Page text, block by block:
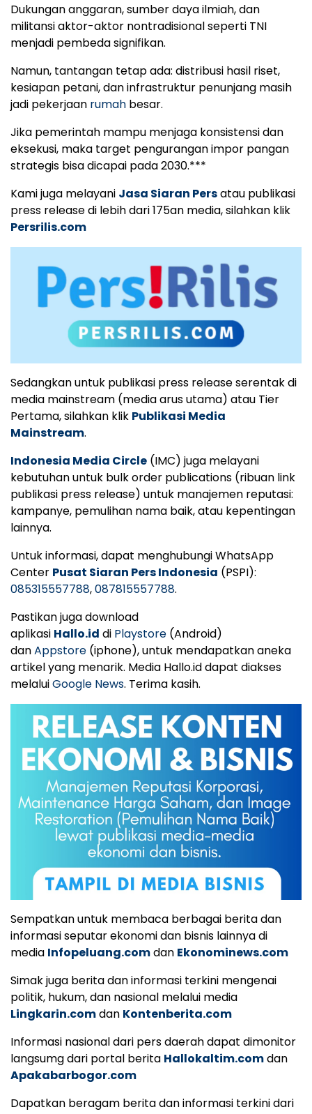
Dukungan anggaran, sumber daya ilmiah, dan
militansi aktor-aktor nontradisional seperti TNI
menjadi pembeda signifikan.
Namun, tantangan tetap ada: distribusi hasil riset,
kesiapan petani, dan infrastruktur penunjang masih
jadi pekerjaan rumah besar.
Jika pemerintah mampu menjaga konsistensi dan
eksekusi, maka target pengurangan impor pangan
strategis bisa dicapai pada 2030.***
Kami juga melayani Jasa Siaran Persatau publikasi
press release di lebih dari 175an media, silahkan klik
Persrilis.com
Sedangkan untuk publikasi press release serentak di
media mainstream (media arus utama) atau Tier
Pertama, silahkan klik Publikasi Media
Mainstream.
Indonesia Media Circle (IMC) juga melayani
kebutuhan untuk bulk order publications (ribuan link
publikasi press release) untuk manajemen reputasi:
kampanye, pemulihan nama baik, atau kepentingan
lainnya.
Untuk informasi, dapat menghubungi WhatsApp
Center Pusat Siaran Pers Indonesia (PSPI):
085315557788,087815557788.
Pastikan juga download
aplikasi Hallo.id di Playstore (Android)
danAppstore (iphone), untuk mendapatkan aneka
artikel yang menarik. Media Hallo.id dapat diakses
melaluiGoogle News. Terima kasih.
Sempatkan untuk membaca berbagai berita dan
informasi seputar ekonomi dan bisnis lainnya di
media Infopeluang.comdan Ekonominews.com
Simak juga berita dan informasi terkini mengenai
politik, hukum, dan nasional melalui media
Lingkarin.comdan Kontenberita.com
Informasi nasional dari pers daerah dapat dimonitor
langsumg dari portal berita Hallokaltim.comdan
Apakabarbogor.com
Dapatkan beragam berita dan informasi terkini dari